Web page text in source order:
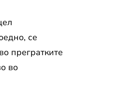
се
прегратките
во